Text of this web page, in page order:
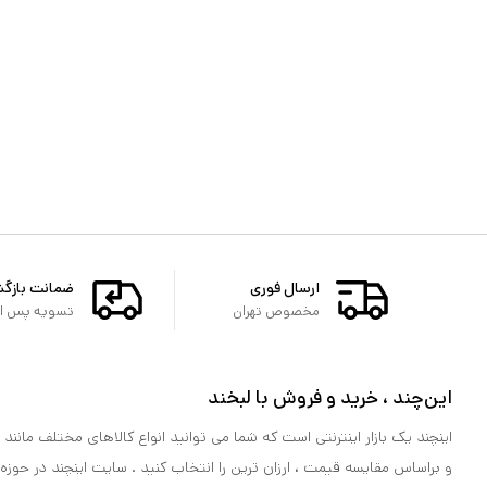
ارسال فوری
مخصوص تهران
ضمانت
تسویه پس
این‌چند ، خرید و فروش با لبخند
اینچند یک بازار اینترنتی است که شما می توانید انواع کالاهای مختلف
و براساس مقایسه قیمت ، ارزان ترین را انتخاب کنید . سایت اینچند در